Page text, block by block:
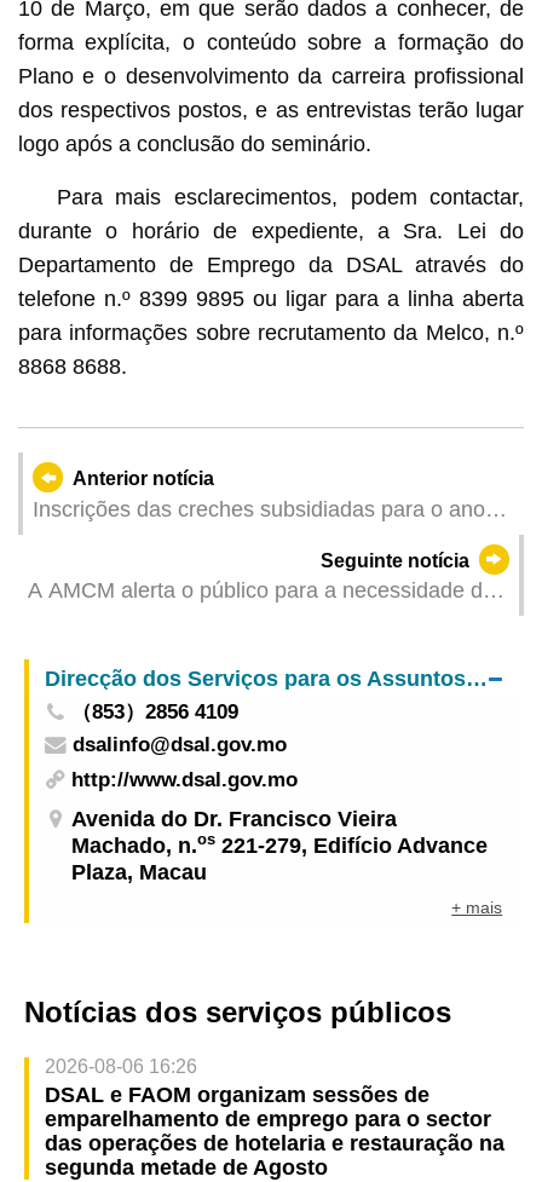
10 de Março, em que serão dados a conhecer, de
forma explícita, o conteúdo sobre a formação do
Plano e o desenvolvimento da carreira profissional
dos respectivos postos, e as entrevistas terão lugar
logo após a conclusão do seminário.
Para mais esclarecimentos, podem contactar,
durante o horário de expediente, a Sra. Lei do
Departamento de Emprego da DSAL através do
telefone n.º 8399 9895 ou ligar para a linha aberta
para informações sobre recrutamento da Melco, n.º
8868 8688.
Anterior notícia
Inscrições das creches subsidiadas para o ano
Seguinte notícia
A AMCM alerta o público para a necessidade de
instituição financeira fraudulenta
Direcção dos Serviços para os Assuntos Laborais
（853）2856 4109
dsalinfo@dsal.gov.mo
http://www.dsal.gov.mo
Avenida do Dr. Francisco Vieira
Machado, n.os 221-279, Edifício Advance
Plaza, Macau
+ mais
Notícias dos serviços públicos
2026-08-06 16:26
DSAL e FAOM organizam sessões de
emparelhamento de emprego para o sector
das operações de hotelaria e restauração na
segunda metade de Agosto